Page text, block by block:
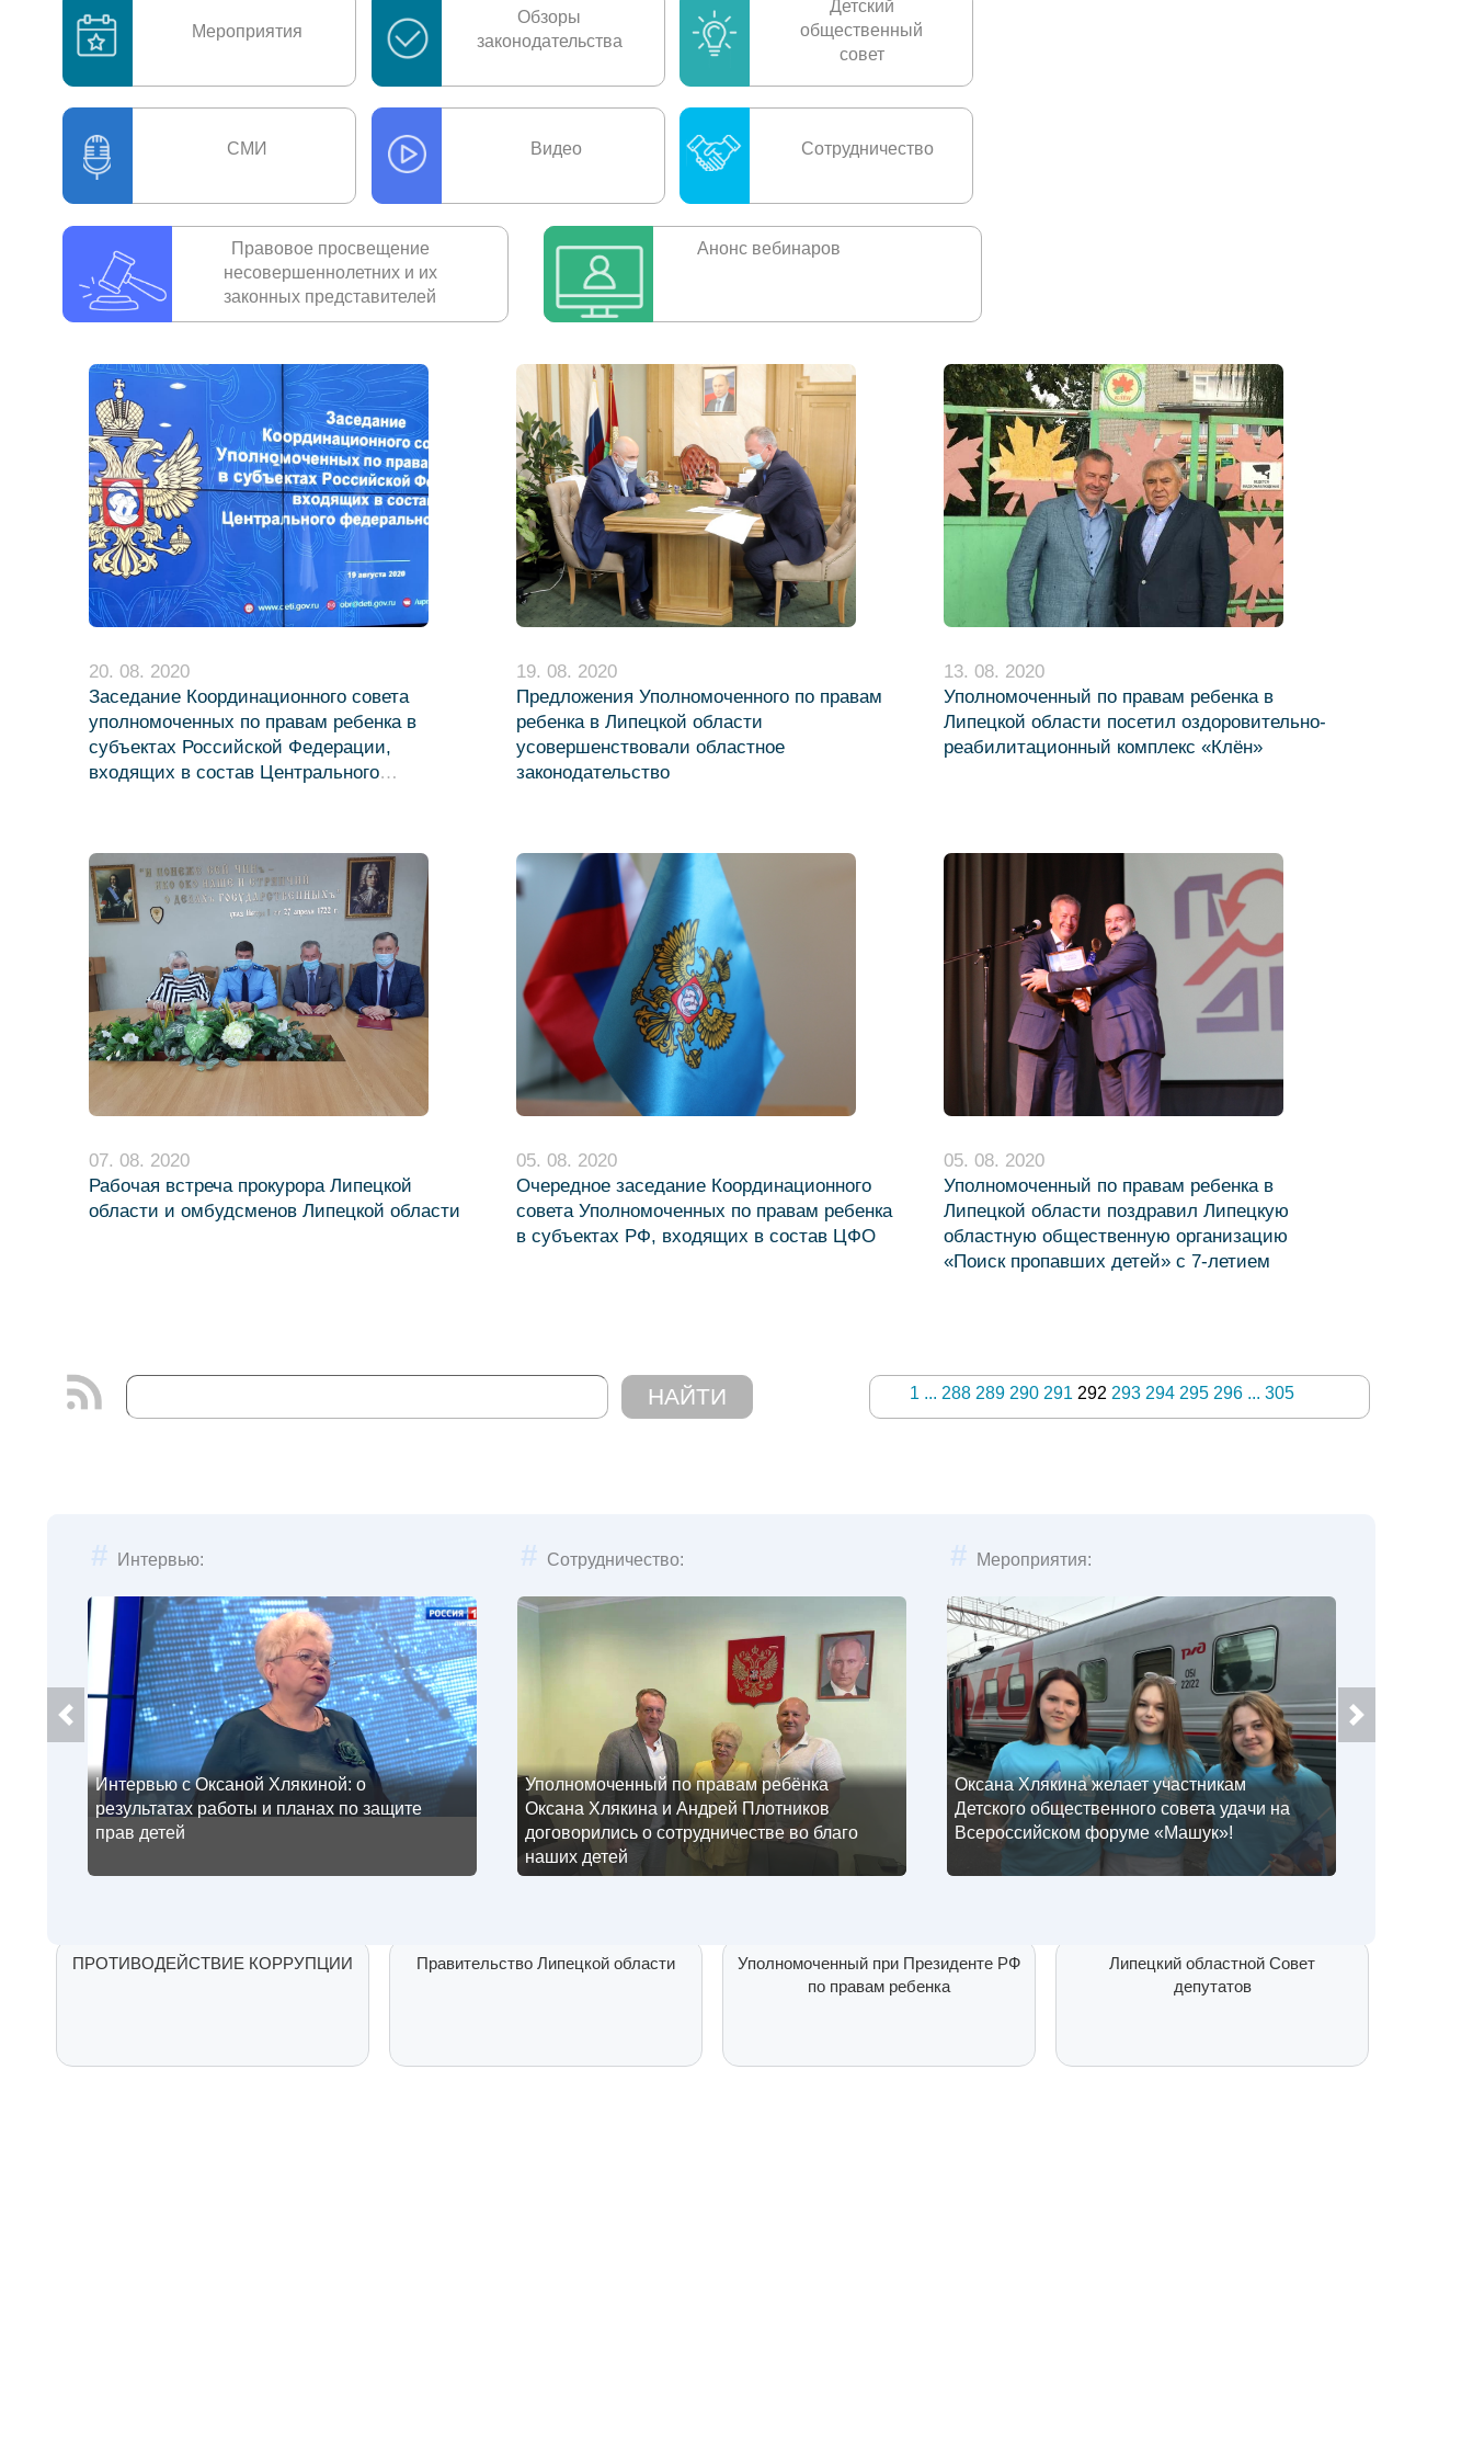
Мероприятия
Видео
Обзоры
законодательства
СМИ Сотрудничество
Детский
общественный
совет
Правовое просвещение
несовершеннолетних и их
законных представителей
Анонс вебинаров
1 ... 288 289 290 291 292 293 294 295 296 ... 305
20. 08. 2020
Заседание Координационного совета
уполномоченных по правам ребенка в
субъектах Российской Федерации,
входящих в состав Центрального
19. 08. 2020
Предложения Уполномоченного по правам
ребенка в Липецкой области
усовершенствовали областное
законодательство
13. 08. 2020
Уполномоченный по правам ребенка в
Липецкой области посетил оздоровительно-
реабилитационный комплекс «Клён»
07. 08. 2020
Рабочая встреча прокурора Липецкой
области и омбудсменов Липецкой области
05. 08. 2020
Очередное заседание Координационного
совета Уполномоченных по правам ребенка
в субъектах РФ, входящих в состав ЦФО
05. 08. 2020
Уполномоченный по правам ребенка в
Липецкой области поздравил Липецкую
областную общественную организацию
«Поиск пропавших детей» с 7-летием
Правительство Липецкой области
Липецкий областной Совет
депутатов
Уполномоченный при Президенте РФ
по правам ребенка
ПРОТИВОДЕЙСТВИЕ КОРРУПЦИИ
# Интервью: # Сотрудничество: # Мероприятия: